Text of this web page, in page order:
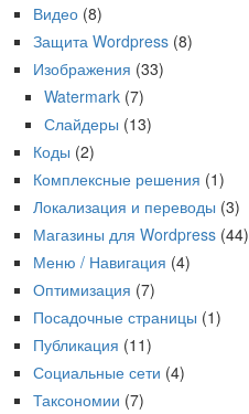
Видео (8)
Защита Wordpress (8)
Изображения (33)
Watermark (7)
Слайдеры (13)
Коды (2)
Комплексные решения (1)
Локализация и переводы (3)
Магазины для Wordpress (44)
Меню / Навигация (4)
Оптимизация (7)
Посадочные страницы (1)
Публикация (11)
Социальные сети (4)
Таксономии (7)